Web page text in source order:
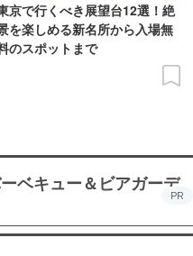
京で行くべき展望台12選！絶
を楽しめる新名所から入場無
のスポットまで
ベキュー＆ビアガーデ
PR